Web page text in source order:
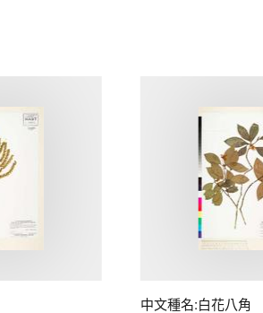
中文種名:白花八角